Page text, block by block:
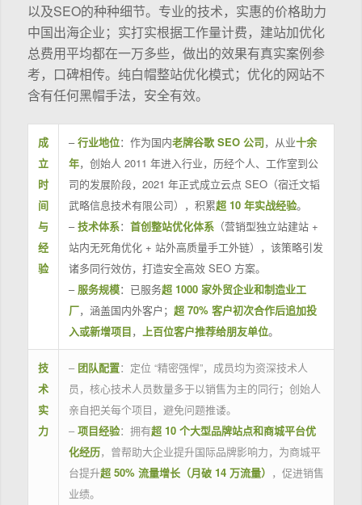
以及SEO的种种细节。专业的技术，实惠的价格助力
中国出海企业；实打实根据工作量计费，建站加优化
总费用平均都在一万多些，做出的效果有真实案例参
考，口碑相传。纯白帽整站优化模式；优化的网站不
含有任何黑帽手法，安全有效。
成
立
时
间
与
经
验
–行业地位：作为国内老牌谷歌 SEO 公司，从业十余
年，创始人 2011 年进入行业，历经个人、工作室到公
司的发展阶段，2021 年正式成立云点 SEO（宿迁文韬
武略信息技术有限公司），积累超 10 年实战经验。
–技术体系： 首创整站优化体系（营销型独立站建站 +
站内无死角优化 + 站外高质量手工外链），该策略引发
诸多同行效仿，打造安全高效 SEO 方案。
– 服务规模：已服务超 1000 家外贸企业和制造业工
厂，涵盖国内外客户； 超 70% 客户初次合作后追加投
入或新增项目， 上百位客户推荐给朋友单位。
技
术
实
力
– 团队配置：定位 “精密强悍”，成员均为资深技术人
员，核心技术人员数量多于以销售为主的同行；创始人
亲自把关每个项目，避免问题推诿。
– 项目经验：拥有超 10 个大型品牌站点和商城平台优
化经历，曾帮助大企业提升国际品牌影响力，为商城平
台提升超 50% 流量增长（月破 14 万流量） ，促进销售
业绩。